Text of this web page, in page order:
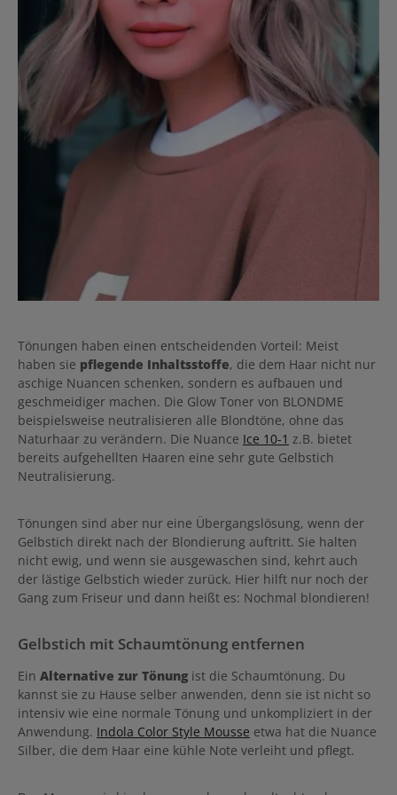
Tönungen haben einen entscheidenden Vorteil: Meist
haben sie pflegende Inhaltsstoffe, die dem Haar nicht nur
aschige Nuancen schenken, sondern es aufbauen und
geschmeidiger machen. Die Glow Toner von BLONDME
beispielsweise neutralisieren alle Blondtöne, ohne das
Naturhaar zu verändern. Die Nuance Ice 10-1 z.B. bietet
bereits aufgehellten Haaren eine sehr gute Gelbstich
Neutralisierung.
Tönungen sind aber nur eine Übergangslösung, wenn der
Gelbstich direkt nach der Blondierung auftritt. Sie halten
nicht ewig, und wenn sie ausgewaschen sind, kehrt auch
der lästige Gelbstich wieder zurück. Hier hilft nur noch der
Gang zum Friseur und dann heißt es: Nochmal blondieren!
Gelbstich mit Schaumtönung entfernen
Ein Alternative zur Tönung ist die Schaumtönung. Du
kannst sie zu Hause selber anwenden, denn sie ist nicht so
intensiv wie eine normale Tönung und unkompliziert in der
Anwendung. Indola Color Style Mousse etwa hat die Nuance
Silber, die dem Haar eine kühle Note verleiht und pflegt.